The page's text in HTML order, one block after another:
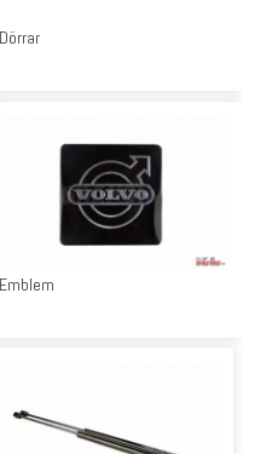
Dörrar
Emblem